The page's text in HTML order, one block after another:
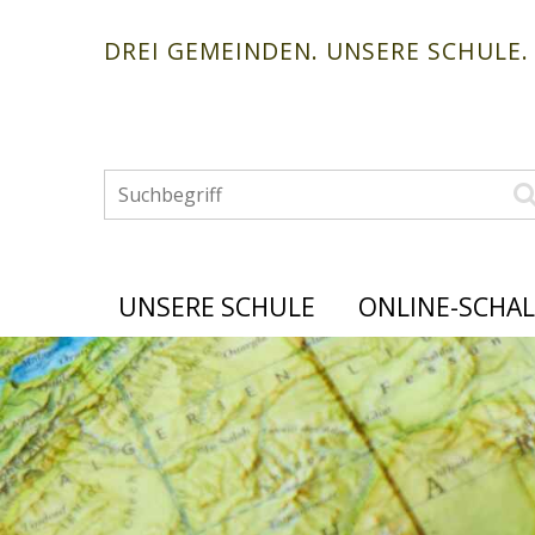
Navigieren in der Schule
Schnellnavigation
DREI GEMEINDEN. UNSERE SCHULE.
Suchbegriff
HauptnavigationUNSERE SCHULE ONLINE-